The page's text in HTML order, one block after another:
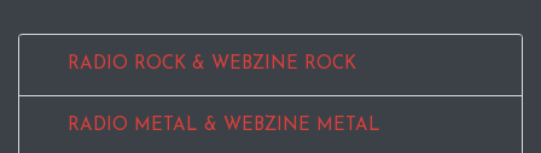
RADIO ROCK & WEBZINE ROCK
RADIO METAL & WEBZINE METAL